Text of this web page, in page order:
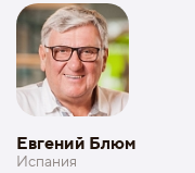
Евгений Блюм
Испания